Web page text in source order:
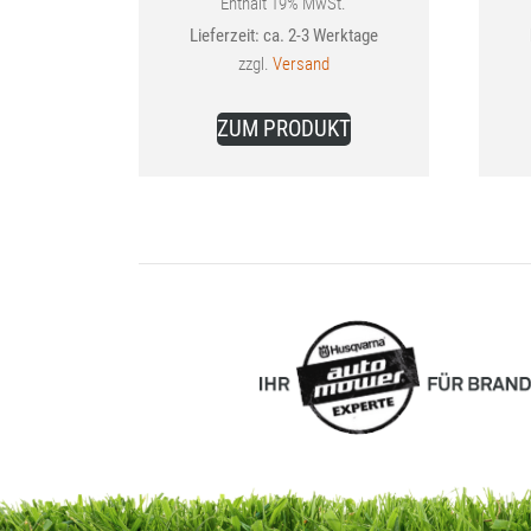
34,99 €
Lieferzeit: ca. 2-3 Werktage
zzgl. Versand
ZUM PRODUKTProdukt
auf.
Optionen
können
auf
der
gewählt